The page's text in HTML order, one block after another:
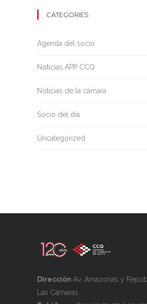
CATEGORIES
Agenda del socio
Noticias APP CCQ
Noticias de la cámara
Socio del día
Uncategorized
Dirección Av. Amazonas y
Las Cámaras